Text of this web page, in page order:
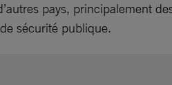
pays, principalement
sécurité publique.